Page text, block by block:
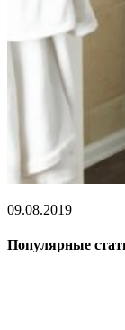
09.08.2019
Популярные